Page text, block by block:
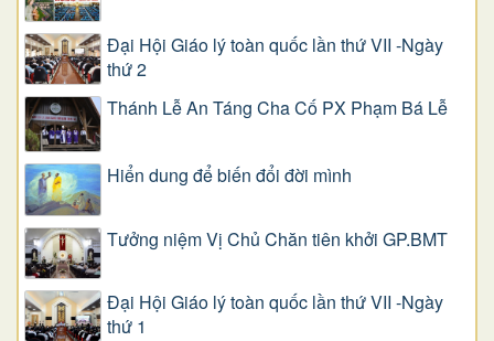
Đại Hội Giáo lý toàn quốc lần thứ VII -Ngày
thứ 2
Thánh Lễ An Táng Cha Cố PX Phạm Bá Lễ
Hiển dung để biến đổi đời mình
Tưởng niệm Vị Chủ Chăn tiên khởi GP.BMT
Đại Hội Giáo lý toàn quốc lần thứ VII -Ngày
thứ 1